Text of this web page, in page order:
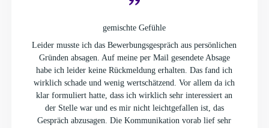
gemischte Gefühle
Leider musste ich das Bewerbungsgespräch aus persönlichen
Gründen absagen. Auf meine per Mail gesendete Absage
habe ich leider keine Rückmeldung erhalten. Das fand ich
wirklich schade und wenig wertschätzend. Vor allem da ich
klar formuliert hatte, dass ich wirklich sehr interessiert an
der Stelle war und es mir nicht leichtgefallen ist, das
Gespräch abzusagen. Die Kommunikation vorab lief sehr